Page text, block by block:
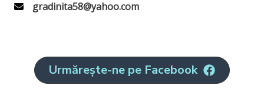
gradinita58@yahoo.com
Urmărește-ne pe Facebook